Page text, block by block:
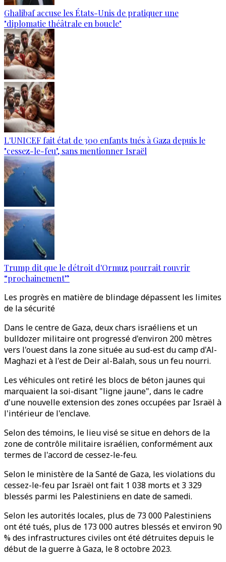
Ghalibaf accuse les États-Unis de pratiquer une
"diplomatie théâtrale en boucle"
L'UNICEF fait état de 300 enfants tués à Gaza depuis le
"cessez-le-feu", sans mentionner Israël
Trump dit que le détroit d'Ormuz pourrait rouvrir
“prochainement”
Les progrès en matière de blindage dépassent les limites
de la sécurité
Dans le centre de Gaza, deux chars israéliens et un
bulldozer militaire ont progressé d'environ 200 mètres
vers l'ouest dans la zone située au sud-est du camp d'Al-
Maghazi et à l'est de Deir al-Balah, sous un feu nourri.
Les véhicules ont retiré les blocs de béton jaunes qui
marquaient la soi-disant "ligne jaune", dans le cadre
d'une nouvelle extension des zones occupées par Israël à
l'intérieur de l'enclave.
Selon des témoins, le lieu visé se situe en dehors de la
zone de contrôle militaire israélien, conformément aux
termes de l'accord de cessez-le-feu.
Selon le ministère de la Santé de Gaza, les violations du
cessez-le-feu par Israël ont fait 1 038 morts et 3 329
blessés parmi les Palestiniens en date de samedi.
Selon les autorités locales, plus de 73 000 Palestiniens
ont été tués, plus de 173 000 autres blessés et environ 90
% des infrastructures civiles ont été détruites depuis le
début de la guerre à Gaza, le 8 octobre 2023.